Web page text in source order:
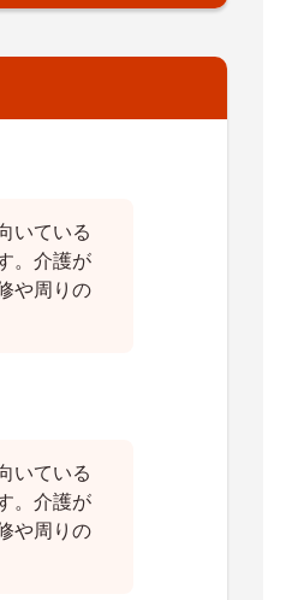
いている
。介護が
や周りの
いている
。介護が
や周りの